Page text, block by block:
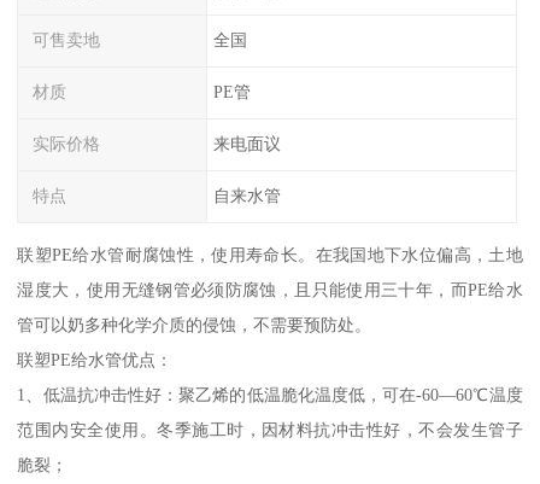
可售卖地 全国
材质 PE管
实际价格 来电面议
特点 自来水管
联塑PE给水管耐腐蚀性，使用寿命长。在我国地下水位偏高，土地
湿度大，使用无缝钢管必须防腐蚀，且只能使用三十年，而PE给水
管可以奶多种化学介质的侵蚀，不需要预防处。
联塑PE给水管优点：
1、低温抗冲击性好：聚乙烯的低温脆化温度低，可在-60—60℃温度
范围内安全使用。冬季施工时，因材料抗冲击性好，不会发生管子
脆裂；